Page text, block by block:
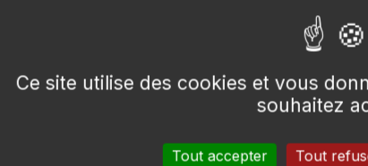
Le contact direct par candidature spontanée
:
km de chez toi. Consulte les rapports annuels du
usines actives. Envoie un mail personnalisé au
Les partenariats école-entreprise: YIMGA Institut
Ce site utilise des cookies et vous
souhaitez
Tout accepter Tout